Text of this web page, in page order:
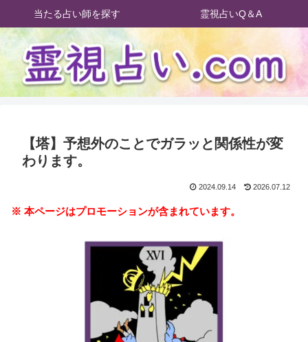
当たる占い師を探す 霊視占いQ＆A
【塔】予想外のことでガラッと関係性が変
わります。
2024.09.14 2026.07.12
※ 本ページはプロモーションが含まれています。